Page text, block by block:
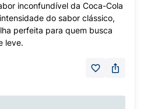
inconfundível da Coca-Cola
do sabor clássico,
perfeita para quem busca
leve.